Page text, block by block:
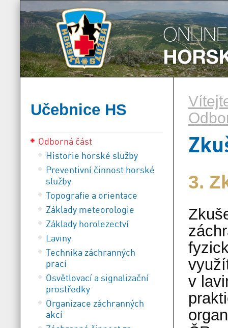
Učebnice HS
Odborná část
Historie horské služby
Preventivní činnost horské
služby
Topografie a orientace
Základy meteorologie
Základy horolezectví
Laviny
Technika záchranných
prací
Osvětlovací a signalizační
prostředky
Organizace záchranných
akcí
3.
v